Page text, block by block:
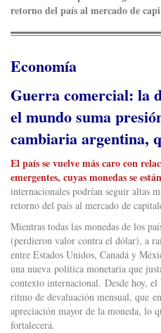
retorno del país al mercado de
Economía
Guerra comercial: la
el mundo suma
cambiaria argentina,
El país se vuelve más caro con
emergentes, cuyas monedas se
internacionales podrían seguir altas
retorno del país al mercado de
Mientras todas las monedas de los
(perdieron valor contra el dólar), a
entre Estados Unidos, Canadá y
una nueva política monetaria que
contexto internacional. Desde hoy,
ritmo de devaluación mensual, que
apreciación mayor de la moneda, lo
fortalecerá.